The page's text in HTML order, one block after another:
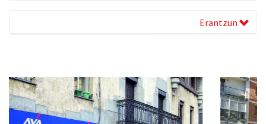
Erantzun